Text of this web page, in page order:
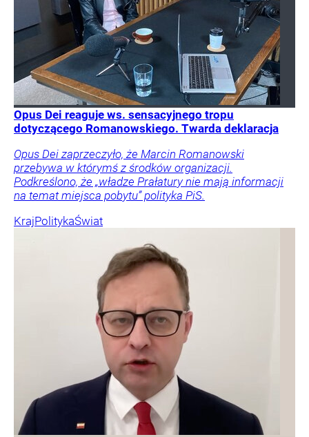
Opus Dei reaguje ws. sensacyjnego tropu
dotyczącego Romanowskiego. Twarda deklaracja
Opus Dei zaprzeczyło, że Marcin Romanowski
przebywa w którymś z środków organizacji.
Podkreślono, że „władze Prałatury nie mają informacji
na temat miejsca pobytu” polityka PiS.
KrajPolitykaŚwiat